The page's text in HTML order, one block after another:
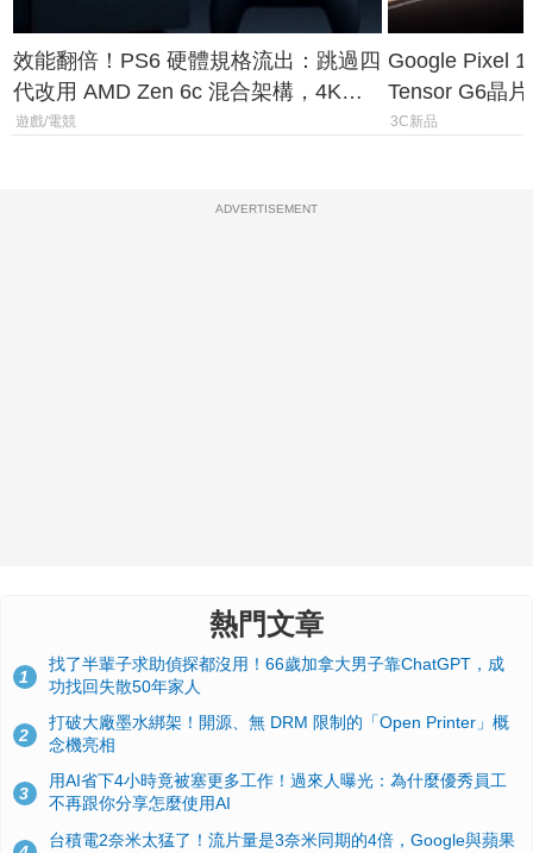
效能翻倍！PS6 硬體規格流出：跳過四
代改用 AMD Zen 6c 混合架構，4K
120fps 與全光追時代來臨
遊戲/電競
Google Pixel
Tensor G6晶
元
3C新品
ADVERTISEMENT
熱門文章
1
找了半輩子求助偵探都沒用！66歲加拿大男子靠ChatGPT，成
功找回失散50年家人
2
打破大廠墨水綁架！開源、無 DRM 限制的「Open Printer」概
念機亮相
3
用AI省下4小時竟被塞更多工作！過來人曝光：為什麼優秀員工
不再跟你分享怎麼使用AI
台積電2奈米太猛了！流片量是3奈米同期的4倍，Google與蘋果